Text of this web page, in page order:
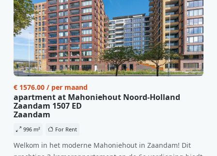
€ 1576.00 / per maand
apartment at Mahoniehout Noord-Holland
Zaandam 1507 ED
Zaandam
996 m² For Rent
Welkom in het moderne Mahoniehout in Zaandam! Dit